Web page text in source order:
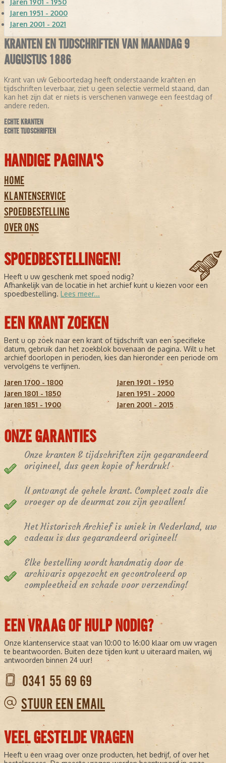
Jaren 1901 - 1950
Jaren 1951 - 2000
Jaren 2001 - 2021
KRANTEN EN TIJDSCHRIFTEN VAN MAANDAG 9
AUGUSTUS 1886
Krant van uw Geboortedag heeft onderstaande kranten en
tijdschriften leverbaar, ziet u geen selectie vermeld staand, dan
kan het zijn dat er niets is verschenen vanwege een feestdag of
andere reden.
ECHTE KRANTEN
ECHTE TIJDSCHRIFTEN
HANDIGE PAGINA'S
HOME
KLANTENSERVICE
SPOEDBESTELLING
OVER ONS
SPOEDBESTELLINGEN!
Heeft u uw geschenk met spoed nodig?
Afhankelijk van de locatie in het archief kunt u kiezen voor een
spoedbestelling. Lees meer...
EEN KRANT ZOEKEN
Bent u op zoek naar een krant of tijdschrift van een specifieke
datum, gebruik dan het zoekblok bovenaan de pagina. Wilt u het
archief doorlopen in perioden, kies dan hieronder een periode om
vervolgens te verfijnen.
Jaren 1700 - 1800
Jaren 1801 - 1850
Jaren 1851 - 1900
Jaren 1901 - 1950
Jaren 1951 - 2000
Jaren 2001 - 2015
ONZE GARANTIES
Onze kranten & tijdschriften zijn gegarandeerd
origineel, dus geen kopie of herdruk!
U ontvangt de gehele krant. Compleet zoals die
vroeger op de deurmat zou zijn gevallen!
Het Historisch Archief is uniek in Nederland, uw
cadeau is dus gegarandeerd origineel!
Elke bestelling wordt handmatig door de
archivaris opgezocht en gecontroleerd op
compleetheid en schade voor verzending!
EEN VRAAG OF HULP NODIG?
Onze klantenservice staat van 10:00 to 16:00 klaar om uw vragen
te beantwoorden. Buiten deze tijden kunt u uiteraard mailen, wij
antwoorden binnen 24 uur!
0341 55 69 69
STUUR EEN EMAIL
VEEL GESTELDE VRAGEN
Heeft u een vraag over onze producten, het bedrijf, of over het